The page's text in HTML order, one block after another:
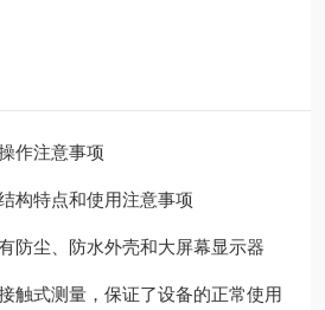
作注意事项
构特点和使用注意事项
防尘、防水外壳和大屏幕显示器
触式测量，保证了设备的正常使用